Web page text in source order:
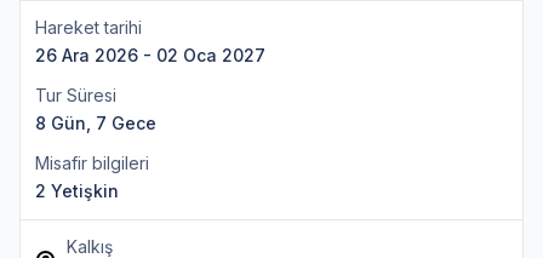
Hareket tarihi
26 Ara 2026 - 02 Oca 2027
Tur Süresi
8 Gün, 7 Gece
Misafir bilgileri
2 Yetişkin
Kalkış